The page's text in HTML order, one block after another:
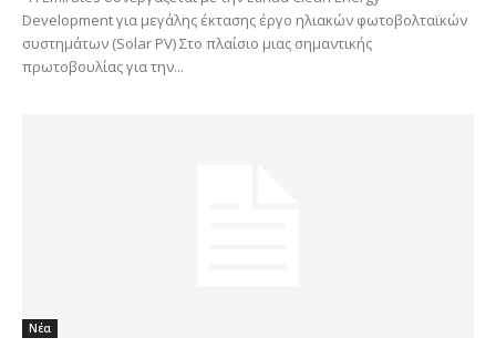
Development για μεγάλης έκτασης έργο ηλιακών φωτοβολταϊκών
συστημάτων (Solar PV) Στο πλαίσιο μιας σημαντικής
πρωτοβουλίας για την...
Νέα